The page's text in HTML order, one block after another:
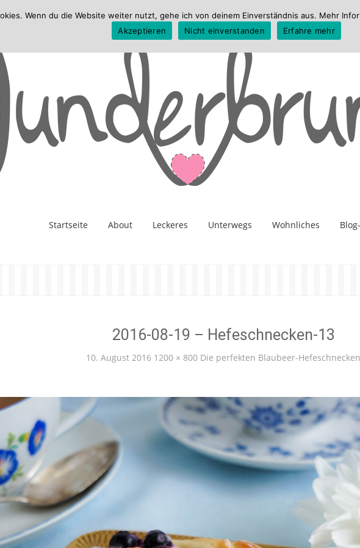
Startseite About Leckeres Unterwegs Wohnliches
2016-08-19 – Hefeschnecken-13
10. August 2016 1200 × 800 Die perfekten Blaubeer-Hefeschnecken
Wenn du die Website weiter nutzt, gehe ich von deinem Einverständnis aus. Mehr
Akzeptieren
Nicht einverstanden Erfahre mehr